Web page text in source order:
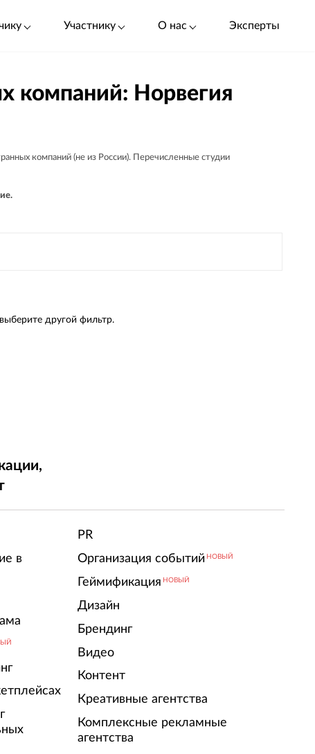
Участнику О нас Эксперты
компаний: Норвегия
компаний (не из России). Перечисленные студии
другой фильтр.
в
PR
Организация событий НОВЫЙ
Геймификация НОВЫЙ
Дизайн
Брендинг
Видео
Контент
Креативные агентства
Комплексные рекламные
агентства